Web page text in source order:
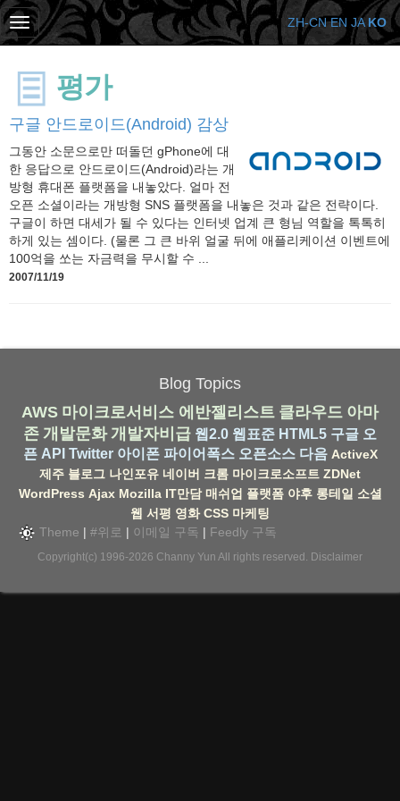
평가
구글 안드로이드(Android) 감상
그동안 소문으로만 떠돌던 gPhone에 대
한 응답으로 안드로이드(Android)라는 개
방형 휴대폰 플랫폼을 내놓았다. 얼마 전
오픈 소셜이라는 개방형 SNS 플랫폼을 내놓은 것과 같은 전략이다.
구글이 하면 대세가 될 수 있다는 인터넷 업계 큰 형님 역할을 톡톡히
하게 있는 셈이다. (물론 그 큰 바위 얼굴 뒤에 애플리케이션 이벤트에
100억을 쏘는 자금력을 무시할 수 ...
2007/11/19
Blog Topics
AWS 마이크로서비스 에반젤리스트 클라우드 아마
존 개발문화 개발자비급 웹2.0 웹표준 HTML5 구글 오
픈 API Twitter 아이폰 파이어폭스 오픈소스 다음 ActiveX
제주 블로그 나인포유 네이버 크롬 마이크로소프트 ZDNet
WordPress Ajax Mozilla IT만담 매쉬업 플랫폼 야후 롱테일 소셜
웹 서평 영화 CSS 마케팅
Theme | #위로 | 이메일 구독 | Feedly 구독
Copyright(c) 1996-2026 Channy Yun All rights reserved. Disclaimer
ZH-CN EN JA KO